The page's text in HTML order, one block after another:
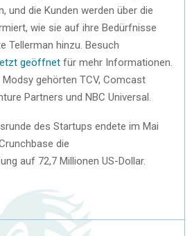
und die Kunden werden über die
wie sie auf ihre Bedürfnisse
Tellerman hinzu. Besuch
geöffnet für mehr Informationen.
gehörten TCV, Comcast
Partners und NBC Universal.
des Startups endete im Mai
die
auf 72,7 Millionen US-Dollar.